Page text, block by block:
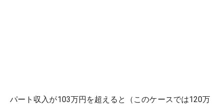
パート収入が103万円を超えると（このケースでは120万